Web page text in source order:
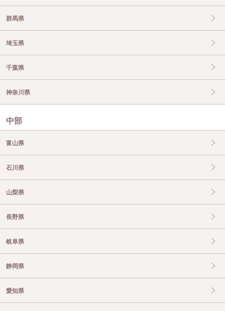
群馬県
埼玉県
千葉県
神奈川県
中部
富山県
石川県
山梨県
長野県
岐阜県
静岡県
愛知県